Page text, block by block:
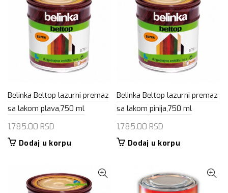
Belinka Beltop lazurni premaz
sa lakom plava,750 ml
1,785.00 RSD
Dodaj u korpu
Belinka Beltop lazurni premaz
sa lakom pinija,750 ml
1,785.00 RSD
Dodaj u korpu